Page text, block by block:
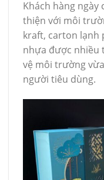
Khách hàng
thiện với môi
kraft, carton lạnh
nhựa được nhiều
vệ môi trường
người tiêu dùng.